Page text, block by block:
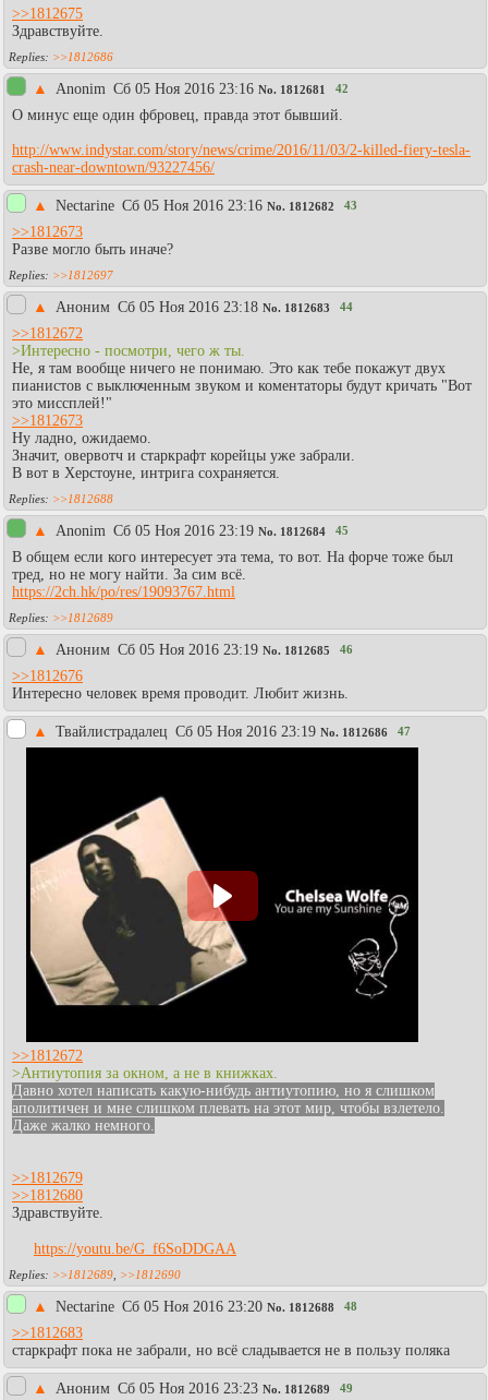
>>1812675
Здравствуйте.
>>1812686
▲ Anonim Сб 05 Ноя 2016 23:16 No. 1812681 42
О минус еще один фбровец, правда этот бывший.
http://www.indystar.com/story/news/crime/2016/11/03/2-killed-fiery-tesla-
crash-near-downtown/93227456/
▲ Nectarine Сб 05 Ноя 2016 23:16 No. 1812682 43
>>1812673
Разве могло быть иначе?
>>1812697
▲ Аноним Сб 05 Ноя 2016 23:18 No. 1812683 44
>>1812672
>Интересно - посмотри, чего ж ты.
Не, я там вообще ничего не понимаю. Это как тебе покажут двух
пианистов с выключенным звуком и коментаторы будут кричать "Вот
это миссплей!"
>>1812673
Ну ладно, ожидаемо.
Значит, овервотч и старкрафт корейцы уже забрали.
В вот в Херстоуне, интрига сохраняется.
>>1812688
▲ Anonim Сб 05 Ноя 2016 23:19 No. 1812684 45
В общем если кого интересует эта тема, то вот. На форче тоже был
тред, но не могу найти. За сим всё.
https://2ch.hk/po/res/19093767.html
>>1812689
▲ Аноним Сб 05 Ноя 2016 23:19 No. 1812685 46
>>1812676
Интересно человек время проводит. Любит жизнь.
▲ Твайлистрадалец Сб 05 Ноя 2016 23:19 No. 1812686 47
>>1812672
>Антиутопия за окном, а не в книжках.
Давно хотел написать какую-нибудь антиутопию, но я слишком
аполитичен и мне слишком плевать на этот мир, чтобы взлетело.
Даже жалко немного.
>>1812679
>>1812680
Здравствуйте.
https://youtu.be/G_f6SoDDGAA
>>1812689 >>1812690
▲ Nectarine Сб 05 Ноя 2016 23:20 No. 1812688 48
>>1812683
старкрафт пока не забрали, но всё сладывается не в пользу поляка
▲ Аноним Сб 05 Ноя 2016 23:23 No. 1812689 49